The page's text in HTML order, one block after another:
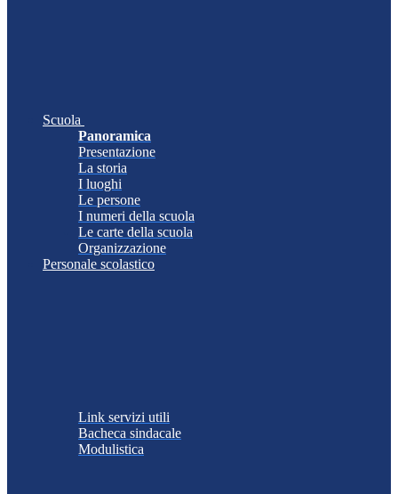
Scuola
Panoramica
Presentazione
La storia
I luoghi
Le persone
I numeri della scuola
Le carte della scuola
Organizzazione
Personale scolastico
Link servizi utili
Bacheca sindacale
Modulistica